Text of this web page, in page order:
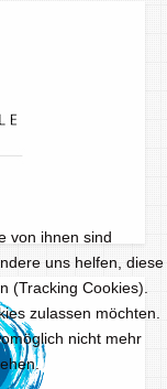
von ihnen sind
uns helfen, diese
(Tracking Cookies).
zulassen möchten.
nicht mehr